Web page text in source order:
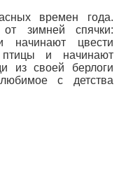
времен года.
от зимней спячки:
начинают цвести
и начинают
из своей берлоги
с детства